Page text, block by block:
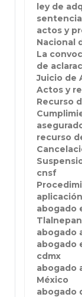
ley de
actos y
Nacional
La
de
Juicio de
Actos y
Recurso
recurso
cnsf
abogado
abogado
abogado
cdmx
abogado
México
abogado